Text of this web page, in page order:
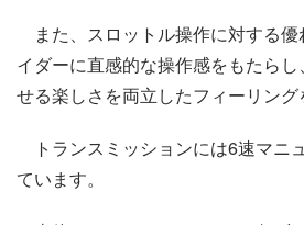
また、スロットル操作に対する優
イダーに直感的な操作感をもたら
せる楽しさを両立したフィーリング
トランスミッションには6速マニ
ています。